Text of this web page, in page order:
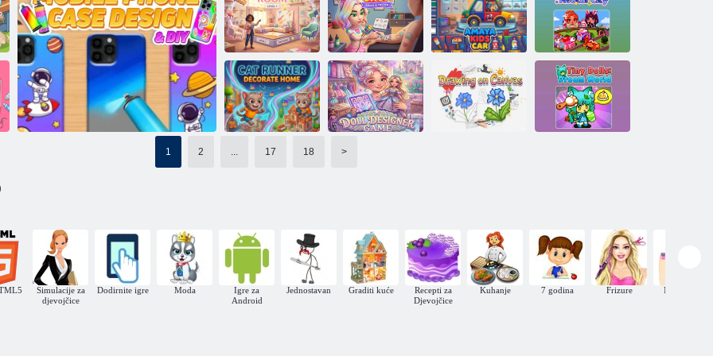
Kuća iz snova: DIY
Moderan dizajn noktiju
Hotel Habbo
Moja kućica za
lutke: Prekrasan
dekor
Igre za 2 igrača:
Design Salon
Uradi sam maske za telefon
Napravi moju
maturalnu kapu
iz snova
Soba iz snova
Tattoo salon:
Odjeća i tetovaže
Amaya: Dječji
auto
Aylin svijet
Avatar City
1 2 ... 17 18 >
Simulacije za
djevojčice
Dodirnite igre Moda
Igre za
Android
Jednostavan Graditi kuće
Recepti za
Djevojčice
Kuhanje 7 godina Frizure Manikura